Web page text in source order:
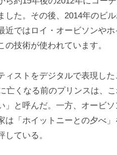
した。その後、2014年のビ
近ではロイ・オービソンや
の技術が使われています。
ィストをデジタルで表現し
亡くなる前のプリンスは、
」と呼んだ。一方、オービ
は「ホイットニーとの夕べ
している。